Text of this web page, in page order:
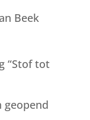
Beek
“Stof tot
geopend